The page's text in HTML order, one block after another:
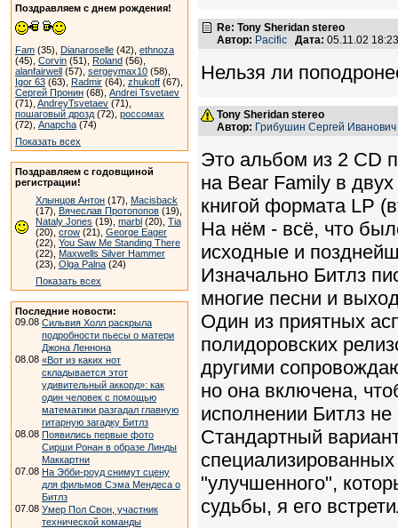
Поздравляем с днем рождения!
Fam (35), Dianaroselle (42), ethnoza
(45), Corvin (51), Roland (56),
alanfairwell (57), sergeymax10 (58),
Igor 63 (63), Radmir (64), zhukoff (67),
Сергей Пронин (68), Andrei Tsvetaev
(71), AndreyTsvetaev (71),
пошаговый дрозд (72), россомах
(72), Anapcha (74)
Показать всех
Поздравляем с годовщиной
регистрации!
Хлынцов Антон (17), Macisback
(17), Вячеслав Протопопов (19),
Nataly Jones (19), marbl (20), Tia
(20), crow (21), George Eager
(22), You Saw Me Standing There
(22), Maxwells Silver Hammer
(23), Olga Palna (24)
Показать всех
Последние новости:
09.08 Сильвия Холл раскрыла
подробности пьесы о матери
Джона Леннона
08.08 «Вот из каких нот
складывается этот
удивительный аккорд»: как
один человек с помощью
математики разгадал главную
гитарную загадку Битлз
08.08 Появились первые фото
Сирши Ронан в образе Линды
Маккартни
07.08 На Эбби-роуд снимут сцену
для фильмов Сэма Мендеса о
Битлз
07.08 Умер Пол Свон, участник
технической команды
Re: Tony Sheridan stereo
Автор: Pacific Дата: 05.11.02
Нельзя ли
Tony Sheridan stereo
Автор: Грибушин Сергей Иванович
Это альбом из 2 CD
на Bear Family в
книгой формата LP
На нём - всё, что
исходные и
Изначально Битлз
многие песни и
Один из приятных
полидоровских
другими
но она включена,
исполнении Битлз не
Стандартный
"улучшенного",
судьбы, я его